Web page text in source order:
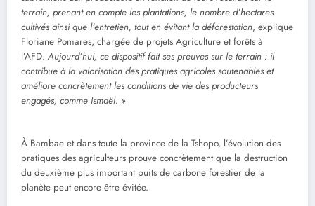
terrain, prenant en compte les plantations, le nombre d’hectares
cultivés ainsi que l’entretien, tout en évitant la déforestation, explique
Floriane Pomares, chargée de projets Agriculture et forêts à
l’AFD. Aujourd’hui, ce dispositif fait ses preuves sur le terrain : il
contribue à la valorisation des pratiques agricoles soutenables et
améliore concrètement les conditions de vie des producteurs
engagés, comme Ismaël. »
À Bambae et dans toute la province de la Tshopo, l’évolution des
pratiques des agriculteurs prouve concrètement que la destruction
du deuxième plus important puits de carbone forestier de la
planète peut encore être évitée.